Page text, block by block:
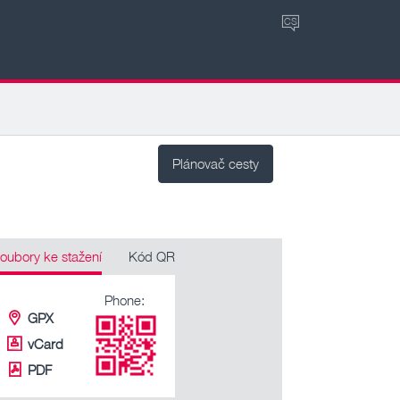
CS
Plánovač cesty
ke stažení Kód QR
GPX
vCard
PDF
Phone: